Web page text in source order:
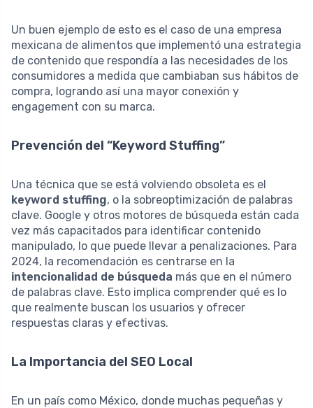
Un buen ejemplo de esto es el caso de una empresa
mexicana de alimentos que implementó una estrategia
de contenido que respondía a las necesidades de los
consumidores a medida que cambiaban sus hábitos de
compra, logrando así una mayor conexión y
engagement con su marca.
Prevención del “Keyword Stuffing”
Una técnica que se está volviendo obsoleta es el
keyword stuffing, o la sobreoptimización de palabras
clave. Google y otros motores de búsqueda están cada
vez más capacitados para identificar contenido
manipulado, lo que puede llevar a penalizaciones. Para
2024, la recomendación es centrarse en la
intencionalidad de búsqueda más que en el número
de palabras clave. Esto implica comprender qué es lo
que realmente buscan los usuarios y ofrecer
respuestas claras y efectivas.
La Importancia del SEO Local
En un país como México, donde muchas pequeñas y